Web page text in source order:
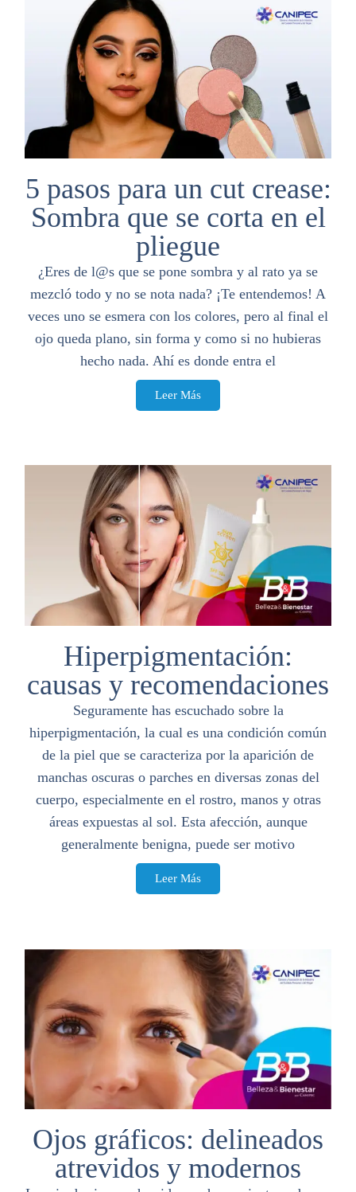
5 pasos para un cut crease:
Sombra que se corta en el
pliegue
¿Eres de l@s que se pone sombra y al rato ya se
mezcló todo y no se nota nada? ¡Te entendemos! A
veces uno se esmera con los colores, pero al final el
ojo queda plano, sin forma y como si no hubieras
hecho nada. Ahí es donde entra el
Leer Más
Hiperpigmentación:
causas y recomendaciones
Seguramente has escuchado sobre la
hiperpigmentación, la cual es una condición común
de la piel que se caracteriza por la aparición de
manchas oscuras o parches en diversas zonas del
cuerpo, especialmente en el rostro, manos y otras
áreas expuestas al sol. Esta afección, aunque
generalmente benigna, puede ser motivo
Leer Más
Ojos gráficos: delineados
atrevidos y modernos